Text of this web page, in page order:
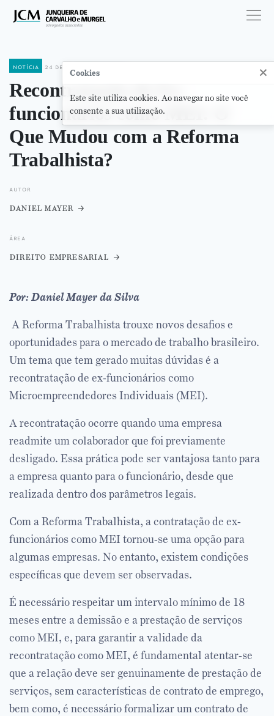
notícia 24 de outubro de 2024
Recontratação de Ex-
funcionários como MEI: O
Que Mudou com a Reforma
Trabalhista?
autor
daniel mayer
área
direito empresarial
Por: Daniel Mayer da Silva
A Reforma Trabalhista trouxe novos desafios e
oportunidades para o mercado de trabalho brasileiro.
Um tema que tem gerado muitas dúvidas é a
recontratação de ex-funcionários como
Microempreendedores Individuais (MEI).
A recontratação ocorre quando uma empresa
readmite um colaborador que foi previamente
desligado. Essa prática pode ser vantajosa tanto para
a empresa quanto para o funcionário, desde que
realizada dentro dos parâmetros legais.
Com a Reforma Trabalhista, a contratação de ex-
funcionários como MEI tornou-se uma opção para
algumas empresas. No entanto, existem condições
específicas que devem ser observadas.
É necessário respeitar um intervalo mínimo de 18
meses entre a demissão e a prestação de serviços
como MEI, e, para garantir a validade da
recontratação como MEI, é fundamental atentar-se
que a relação deve ser genuinamente de prestação de
serviços, sem características de contrato de emprego,
bem como, é necessário formalizar um contrato de
Cookies ×
Este site utiliza cookies. Ao navegar no site você
consente a sua utilização.